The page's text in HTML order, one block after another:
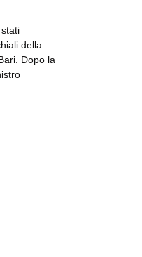
della
Dopo la